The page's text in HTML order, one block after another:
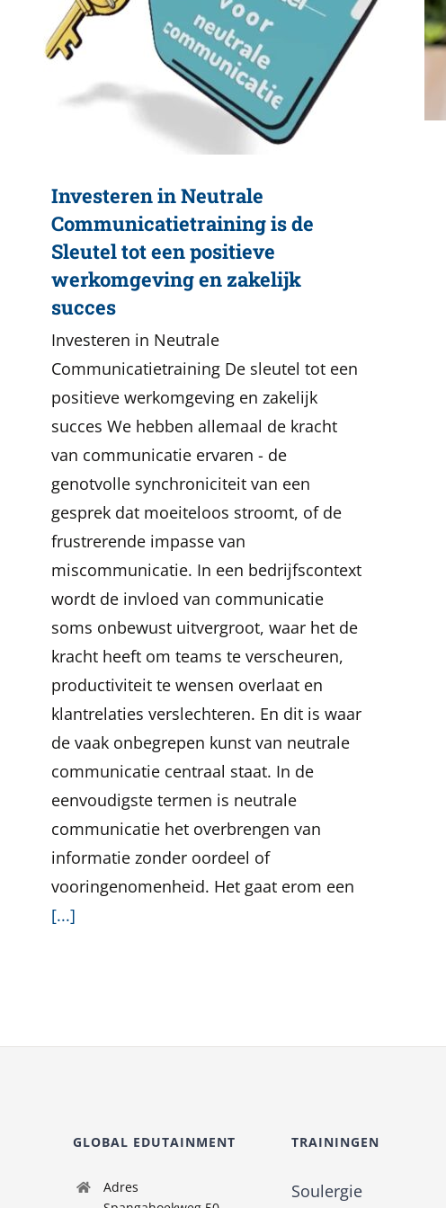
Investeren in Neutrale
Communicatietraining is de
Sleutel tot een positieve
werkomgeving en zakelijk
succes
Investeren in Neutrale
Communicatietraining De sleutel tot een
positieve werkomgeving en zakelijk
succes We hebben allemaal de kracht
van communicatie ervaren - de
genotvolle synchroniciteit van een
gesprek dat moeiteloos stroomt, of de
frustrerende impasse van
miscommunicatie. In een bedrijfscontext
wordt de invloed van communicatie
soms onbewust uitvergroot, waar het de
kracht heeft om teams te verscheuren,
productiviteit te wensen overlaat en
klantrelaties verslechteren. En dit is waar
de vaak onbegrepen kunst van neutrale
communicatie centraal staat. In de
eenvoudigste termen is neutrale
communicatie het overbrengen van
informatie zonder oordeel of
vooringenomenheid. Het gaat erom een
[...]
GLOBAL EDUTAINMENT
Adres
TRAININGEN
Soulergie